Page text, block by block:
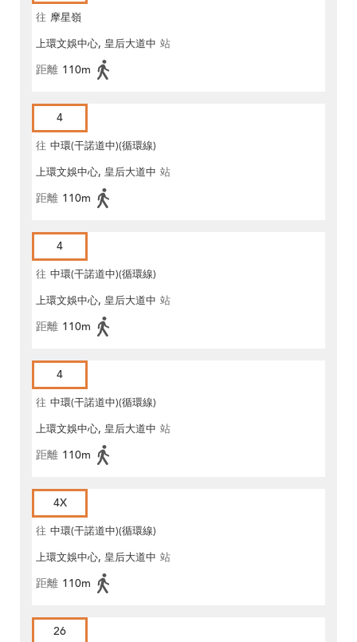
往 摩星嶺
上環文娛中心, 皇后大道中 站
距離 110m
4
往 中環(干諾道中)(循環線)
上環文娛中心, 皇后大道中 站
距離 110m
4
往 中環(干諾道中)(循環線)
上環文娛中心, 皇后大道中 站
距離 110m
4
往 中環(干諾道中)(循環線)
上環文娛中心, 皇后大道中 站
距離 110m
4X
往 中環(干諾道中)(循環線)
上環文娛中心, 皇后大道中 站
距離 110m
26